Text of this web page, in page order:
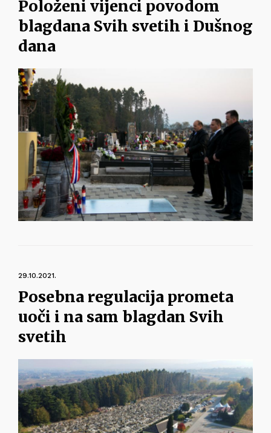
Položeni vijenci povodom
blagdana Svih svetih i Dušnog
dana
29.10.2021.
Posebna regulacija prometa
uoči i na sam blagdan Svih
svetih